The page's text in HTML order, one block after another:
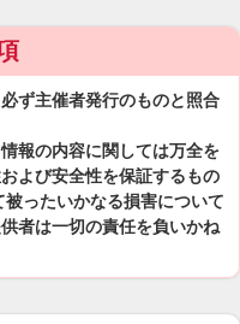
ず主催者発行のものと照合
報の内容に関しては万全を
よび安全性を保証するもの
ったいかなる損害について
者は一切の責任を負いかね